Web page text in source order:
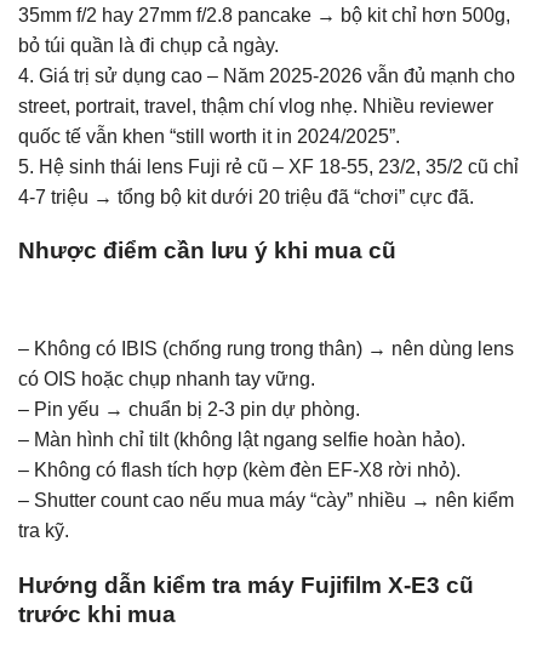
35mm f/2 hay 27mm f/2.8 pancake → bộ kit chỉ hơn 500g,
bỏ túi quần là đi chụp cả ngày.
4. Giá trị sử dụng cao – Năm 2025-2026 vẫn đủ mạnh cho
street, portrait, travel, thậm chí vlog nhẹ. Nhiều reviewer
quốc tế vẫn khen “still worth it in 2024/2025”.
5. Hệ sinh thái lens Fuji rẻ cũ – XF 18-55, 23/2, 35/2 cũ chỉ
4-7 triệu → tổng bộ kit dưới 20 triệu đã “chơi” cực đã.
Nhược điểm cần lưu ý khi mua cũ
– Không có IBIS (chống rung trong thân) → nên dùng lens
có OIS hoặc chụp nhanh tay vững.
– Pin yếu → chuẩn bị 2-3 pin dự phòng.
– Màn hình chỉ tilt (không lật ngang selfie hoàn hảo).
– Không có flash tích hợp (kèm đèn EF-X8 rời nhỏ).
– Shutter count cao nếu mua máy “cày” nhiều → nên kiểm
tra kỹ.
Hướng dẫn kiểm tra máy Fujifilm X-E3 cũ
trước khi mua